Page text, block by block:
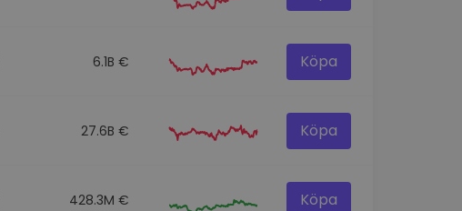
6.1B € Köpa
27.6B € Köpa
428.3M € Köpa